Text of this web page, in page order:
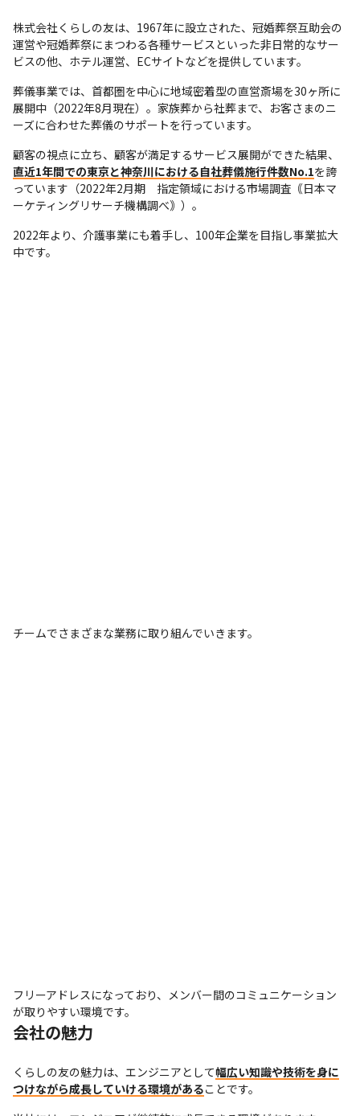
株式会社くらしの友は、1967年に設立された、冠婚葬祭互助会の
運営や冠婚葬祭にまつわる各種サービスといった非日常的なサー
ビスの他、ホテル運営、ECサイトなどを提供しています。
葬儀事業では、首都圏を中心に地域密着型の直営斎場を30ヶ所に
展開中（2022年8月現在）。家族葬から社葬まで、お客さまのニ
ーズに合わせた葬儀のサポートを行っています。
顧客の視点に立ち、顧客が満足するサービス展開ができた結果、
直近1年間での東京と神奈川における自社葬儀施行件数No.1を誇
っています（2022年2月期　指定領域における市場調査｟日本マ
ーケティングリサーチ機構調べ｠）。
2022年より、介護事業にも着手し、100年企業を目指し事業拡大
中です。
チームでさまざまな業務に取り組んでいきます。
フリーアドレスになっており、メンバー間のコミュニケーション
が取りやすい環境です。
会社の魅力
くらしの友の魅力は、エンジニアとして幅広い知識や技術を身に
つけながら成長していける環境があることです。